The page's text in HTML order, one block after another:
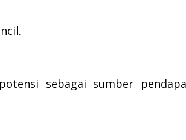
sebagai sumber